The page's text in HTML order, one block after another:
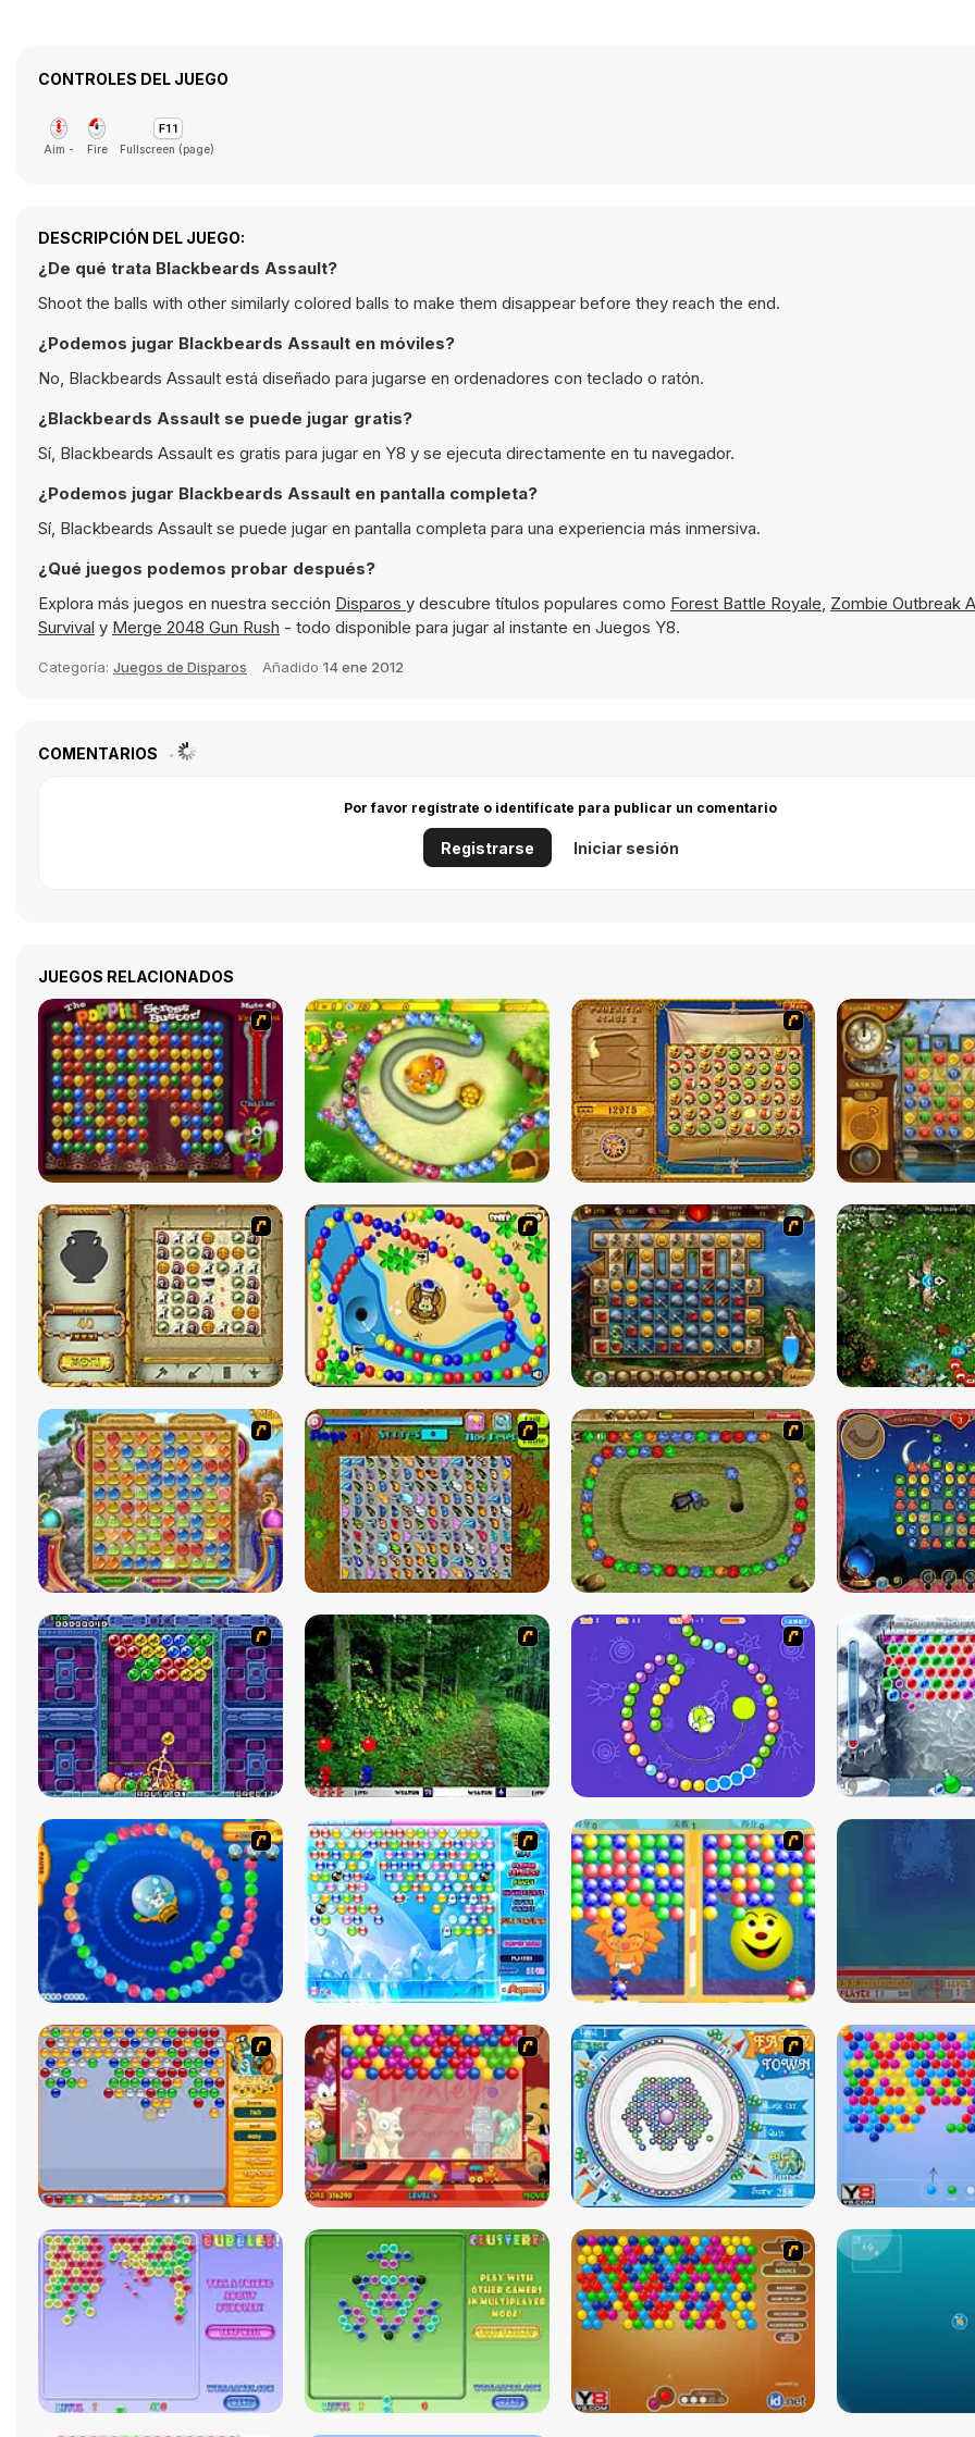
CONTROLES DEL JUEGO
Aim - Fire Fullscreen (page)
DESCRIPCIÓN DEL JUEGO:
¿De qué trata Blackbeards Assault?
Shoot the balls with other similarly colored balls to make them disappear before they reach the end.
¿Podemos jugar Blackbeards Assault en móviles?
No, Blackbeards Assault está diseñado para jugarse en ordenadores con teclado o ratón.
¿Blackbeards Assault se puede jugar gratis?
Sí, Blackbeards Assault es gratis para jugar en Y8 y se ejecuta directamente en tu navegador.
¿Podemos jugar Blackbeards Assault en pantalla completa?
Sí, Blackbeards Assault se puede jugar en pantalla completa para una experiencia más inmersiva.
¿Qué juegos podemos probar después?
Explora más juegos en nuestra sección Disparos y descubre títulos populares como Forest Battle Royale, Zombie Outbreak
Survival y Merge 2048 Gun Rush - todo disponible para jugar al instante en Juegos Y8.
Categoría: Juegos de Disparos Añadido 14 ene 2012
COMENTARIOS
Por favor regístrate o identifícate para publicar un comentario
Registrarse Iniciar sesión
JUEGOS RELACIONADOS